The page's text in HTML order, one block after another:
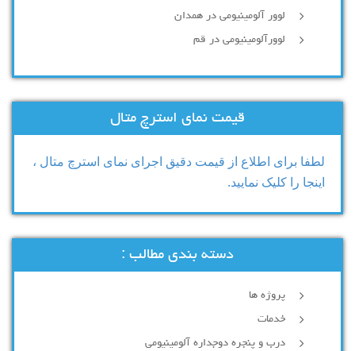
لوور آلومینیومی در همدان
لوورآلومینیومی در قم
قیمت نمای استرچ متال
لطفا برای اطلاع از قیمت دقیق اجرای نمای استرچ متال ،
اینجا را کلیک نمایید.
دسته بندی مطالب :
پروژه ها
خدمات
درب و پنجره دوجداره آلومینیومی